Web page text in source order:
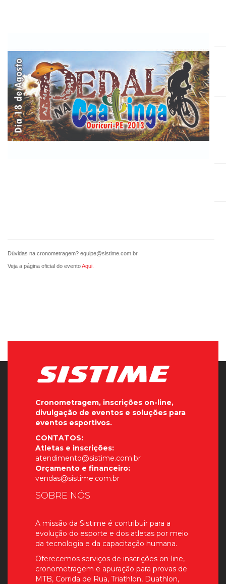
Dúvidas na cronometragem? equipe@sistime.com.br
Veja a página oficial do eventoAqui.
Cronometragem, inscrições on-line,
divulgação de eventos e soluções para
eventos esportivos.
CONTATOS:
Atletas e inscrições:
atendimento@sistime.com.br
Orçamento e financeiro:
vendas@sistime.com.br
SOBRE NÓS
A missão da Sistime é contribuir para a
evolução do esporte e dos atletas por meio
da tecnologia e da capacitação humana.
Oferecemos serviços de inscrições on-line,
cronometragem e apuração para provas de
MTB, Corrida de Rua, Triathlon, Duathlon,